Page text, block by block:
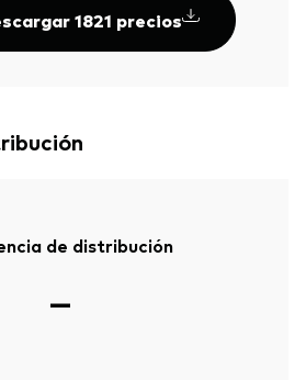
1821 precios
de distribución
—